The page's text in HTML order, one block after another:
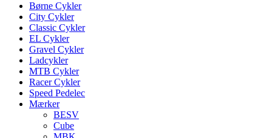
Børne Cykler
City Cykler
Classic Cykler
EL Cykler
Gravel Cykler
Ladcykler
MTB Cykler
Racer Cykler
Speed Pedelec
Mærker
BESV
Cube